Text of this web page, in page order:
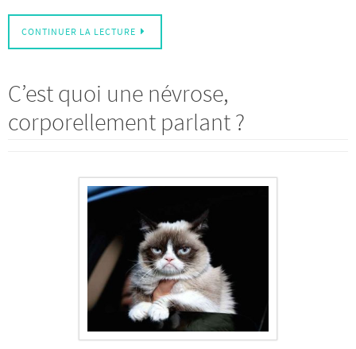
CONTINUER LA LECTURE
C’est quoi une névrose,
corporellement parlant ?